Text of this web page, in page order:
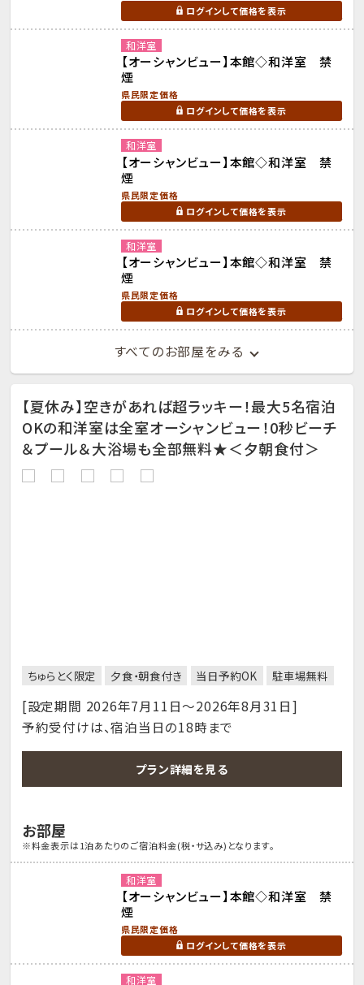
ログインして価格を表示
和洋室
【オーシャンビュー】本館◇和洋室 禁
煙
県民限定価格
ログインして価格を表示
和洋室
【オーシャンビュー】本館◇和洋室 禁
煙
県民限定価格
ログインして価格を表示
和洋室
【オーシャンビュー】本館◇和洋室 禁
煙
県民限定価格
ログインして価格を表示
すべてのお部屋をみる
【夏休み】空きがあれば超ラッキー！最大5名宿泊
OKの和洋室は全室オーシャンビュー！0秒ビーチ
＆プール＆大浴場も全部無料★＜夕朝食付＞
ちゅらとく限定 夕食・朝食付き 当日予約OK 駐車場無料
[設定期間 2026年7月11日～2026年8月31日]
予約受付けは、宿泊当日の18時まで
プラン詳細を見る
お部屋
※料金表示は1泊あたりのご宿泊料金(税・サ込み)となります。
和洋室
【オーシャンビュー】本館◇和洋室 禁
煙
県民限定価格
ログインして価格を表示
和洋室